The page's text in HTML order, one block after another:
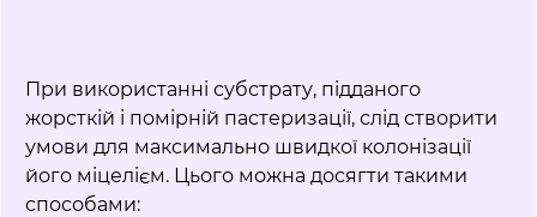
При використанні субстрату, підданого
жорсткій і помірній пастеризації, слід створити
умови для максимально швидкої колонізації
його міцелієм. Цього можна досягти такими
способами: